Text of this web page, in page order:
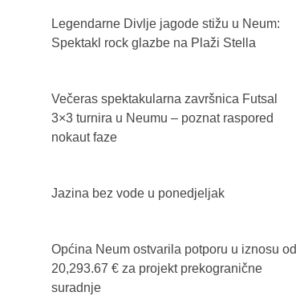
Legendarne Divlje jagode stižu u Neum:
Spektakl rock glazbe na Plaži Stella
Večeras spektakularna završnica Futsal
3×3 turnira u Neumu – poznat raspored
nokaut faze
Jazina bez vode u ponedjeljak
Općina Neum ostvarila potporu u iznosu od
20,293.67 € za projekt prekogranične
suradnje